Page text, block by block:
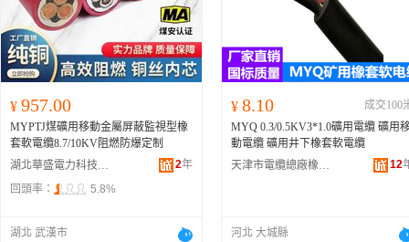
¥ 957.00
MYPTJ煤礦用移動金屬屏蔽監視型橡
套軟電纜8.7/10KV阻燃防爆定制
湖北華盛電力科技有限公司
2年
回頭率：
5.8%
湖北 武漢市
¥ 8.10
成交100
MYQ 0.3/0.5KV3*1.0礦用電纜 礦用
動電纜 礦用井下橡套軟電纜
天津市電纜總廠橡塑電纜廠
12
河北 大城縣